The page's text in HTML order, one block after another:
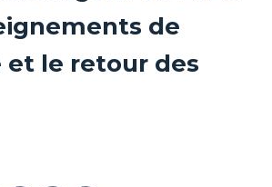
de
et le retour des